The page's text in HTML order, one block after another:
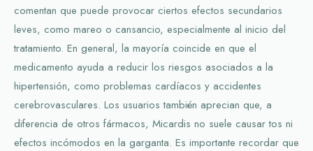
comentan que puede provocar ciertos efectos secundarios
leves, como mareo o cansancio, especialmente al inicio del
tratamiento. En general, la mayoría coincide en que el
medicamento ayuda a reducir los riesgos asociados a la
hipertensión, como problemas cardíacos y accidentes
cerebrovasculares. Los usuarios también aprecian que, a
diferencia de otros fármacos, Micardis no suele causar tos ni
efectos incómodos en la garganta. Es importante recordar que